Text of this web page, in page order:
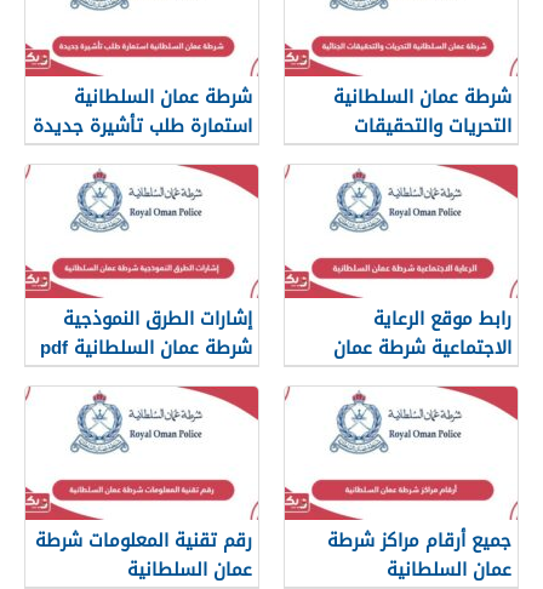
شرطة عمان السلطانية
التحريات والتحقيقات
الجنائية
شرطة عمان السلطانية
استمارة طلب تأشيرة جديدة
رابط موقع الرعاية
الاجتماعية شرطة عمان
السلطانية
إشارات الطرق النموذجية
شرطة عمان السلطانية pdf
جميع أرقام مراكز شرطة
عمان السلطانية
رقم تقنية المعلومات شرطة
عمان السلطانية